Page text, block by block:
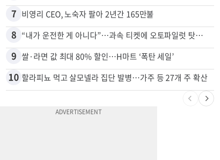
7 비영리 CEO, 노숙자 팔아 2년간 165만불
8 “내가 운전한 게 아니다”…과속 티켓에 오토파일럿 탓한 운전자
9 쌀·라면 값 최대 80% 할인…H마트 ‘폭탄 세일’
10 할라피뇨 먹고 살모넬라 집단 발병…가주 등 27개 주 확산